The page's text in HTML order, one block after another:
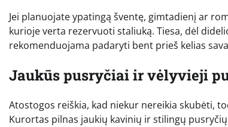
Jei planuojate ypatingą šventę, gimtadienį ar
kurioje verta rezervuoti staliuką. Tiesa, dėl
rekomenduojama padaryti bent prieš kelias
Jaukūs pusryčiai ir vėlyvieji
Atostogos reiškia, kad niekur nereikia skubėti,
Kurortas pilnas jaukių kavinių ir stilingų